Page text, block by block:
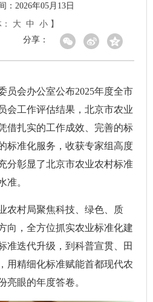
：2026年05月13日
大 中 小 】
分享：
会办公室公布2025年度全市
会工作评估结果，北京市农业
借扎实的工作成效、完善的标
标准化服务，收获专家组高度
分彰显了北京市农业农村标准
准。
村局聚焦科技、绿色、质
向，全方位抓实农业标准化建
准迭代升级，到科普宣贯、田
用精细化标准赋能首都现代农
亮眼的年度答卷。